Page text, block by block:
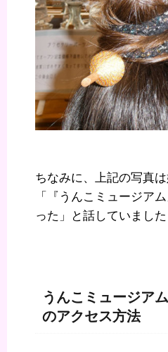
ちなみに、上記の写真
「『うんこミュージア
った」と話していました
うんこミュージア
のアクセス方法